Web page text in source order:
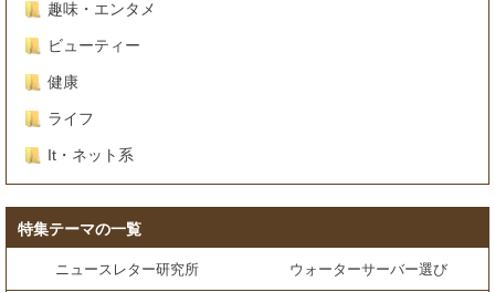
趣味・エンタメ
ビューティー
健康
ライフ
It・ネット系
特集テーマの一覧
ニュースレター研究所 ウォーターサーバー選び